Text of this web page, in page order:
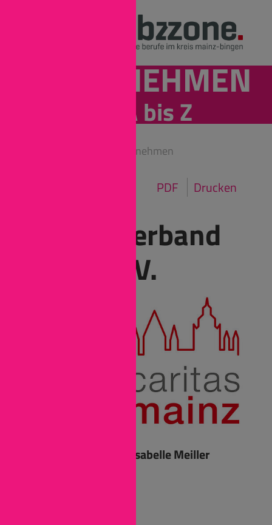
UNTERNEHMEN
von A bis Z
Unternehmen
Caritasverband
Mainz e.V.
Ansprechpartnerin: Isabelle Meiller
PDF Drucken